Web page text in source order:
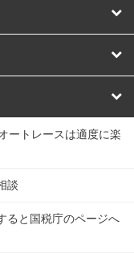
場 宇都宮競輪場
ートレースは適度に楽
談
ると国税庁のページへ